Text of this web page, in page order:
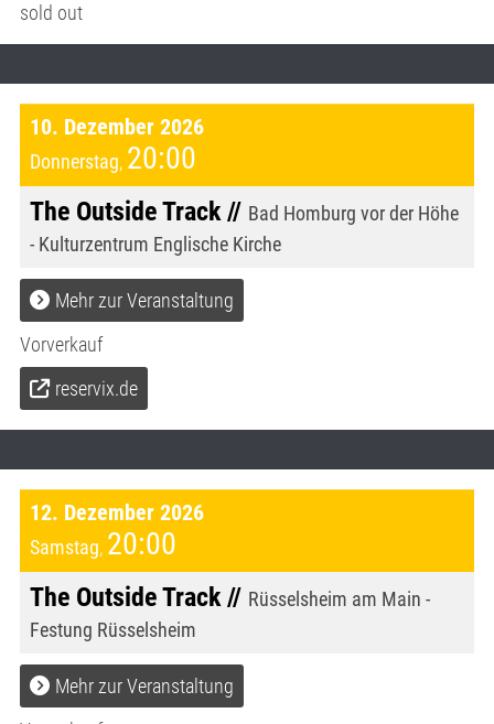
sold out
10. Dezember 2026
Donnerstag, 20:00
The Outside Track // Bad Homburg vor der Höhe
- Kulturzentrum Englische Kirche
Mehr zur Veranstaltung
Vorverkauf
reservix.de
12. Dezember 2026
Samstag, 20:00
The Outside Track // Rüsselsheim am Main -
Festung Rüsselsheim
Mehr zur Veranstaltung